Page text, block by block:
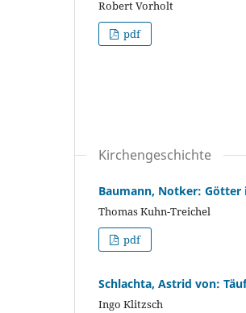
Robert Vorholt
pdf
Kirchengeschichte
Baumann, Notker: Götter
Thomas Kuhn-Treichel
pdf
Schlachta, Astrid von:
Ingo Klitzsch